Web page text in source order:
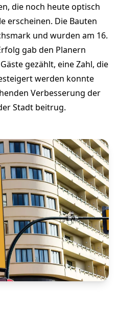
die noch heute optisch
erscheinen. Die Bauten
und wurden am 16.
gab den Planern
gezählt, eine Zahl, die
werden konnte
Verbesserung der
Stadt beitrug.